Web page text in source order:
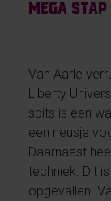
mega
Van Aarle
Liberty
spits is een
een neusje
Daarnaast
techniek. Dit
opgevallen.